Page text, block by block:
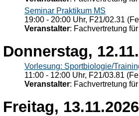
Seminar Praktikum MS
19:00 - 20:00 Uhr, F21/02.31
Veranstalter: Fachvertretung
Donnerstag,
Vorlesung: Sportbiologie/
11:00 - 12:00 Uhr, F21/03.81
Veranstalter: Fachvertretung
Freitag, 13.11.2026